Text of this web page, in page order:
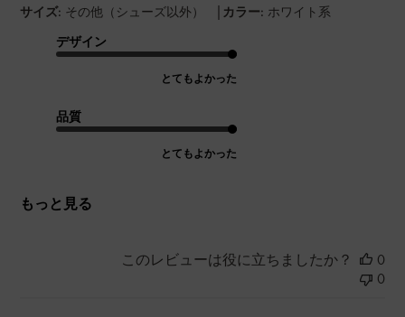
サイズ: その他（シューズ以外） | カラー: ホワイト系
デザイン
とてもよかった
品質
とてもよかった
もっと見る
このレビューは役に立ちましたか？
0
0